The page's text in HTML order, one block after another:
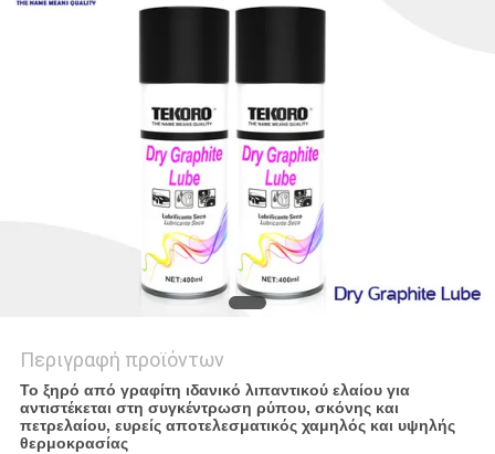
Περιγραφή προϊόντων
Το ξηρό από γραφίτη ιδανικό λιπαντικού ελαίου για
αντιστέκεται στη συγκέντρωση ρύπου, σκόνης και
πετρελαίου, ευρείς αποτελεσματικός χαμηλός και υψηλής
θερμοκρασίας